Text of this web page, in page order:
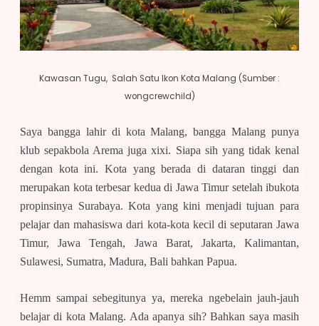
Kawasan Tugu, Salah Satu Ikon Kota Malang (Sumber :
wongcrewchild)
Saya bangga lahir di kota Malang, bangga Malang punya
klub sepakbola Arema juga xixi. Siapa sih yang tidak kenal
dengan kota ini. Kota yang berada di dataran tinggi dan
merupakan kota terbesar kedua di Jawa Timur setelah ibukota
propinsinya Surabaya. Kota yang kini menjadi tujuan para
pelajar dan mahasiswa dari kota-kota kecil di seputaran Jawa
Timur, Jawa Tengah, Jawa Barat, Jakarta, Kalimantan,
Sulawesi, Sumatra, Madura, Bali bahkan Papua.
Hemm sampai sebegitunya ya, mereka ngebelain jauh-jauh
belajar di kota Malang. Ada apanya sih? Bahkan saya masih